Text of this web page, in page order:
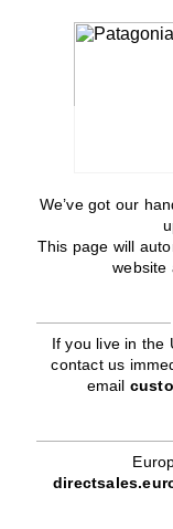
We’ve got our
This page will
website
If you live in the
contact us
email